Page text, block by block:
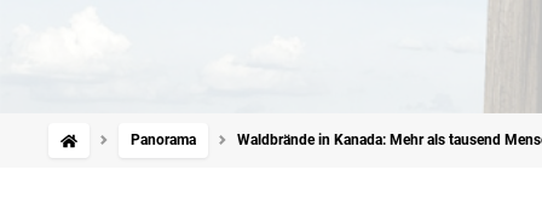
Panorama Waldbrände in Kanada: Mehr als tausend